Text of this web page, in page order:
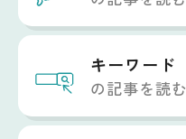
キーワード
の記事を読む